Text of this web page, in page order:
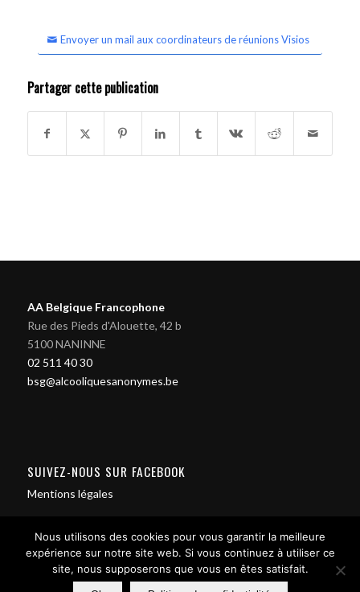
Envoyer un mail aux coordinateurs de réunions Visios
Partager cette publication
AA Belgique Francophone
Rue des Pieds d'Alouette, 42 b
5100 NANINNE
02 511 40 30
bsg@alcooliquesanonymes.be
SUIVEZ-NOUS SUR FACEBOOK
Mentions légales
Nous utilisons des cookies pour vous garantir la meilleure
expérience sur notre site web. Si vous continuez à utiliser ce
site, nous supposerons que vous en êtes satisfait.
Contact us